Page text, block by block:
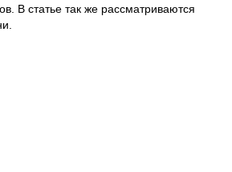
В статье так же рассматриваются